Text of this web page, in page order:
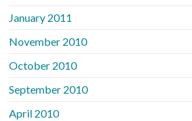
January 2011
November 2010
October 2010
September 2010
April 2010